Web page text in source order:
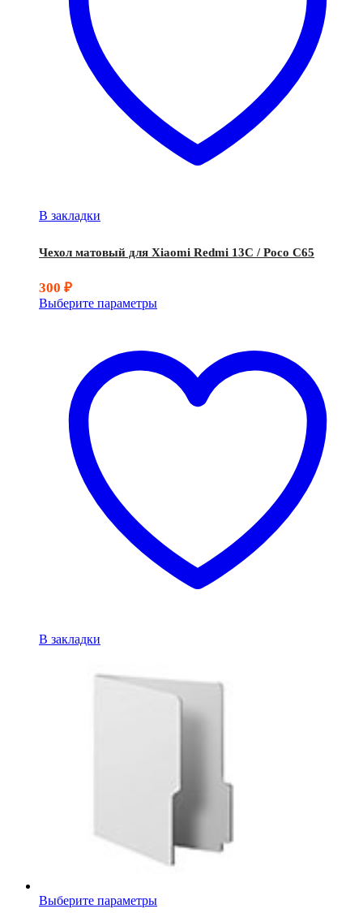
В закладки
Чехол матовый для Xiaomi Redmi 13C / Poco C65
300 ₽
Выберите параметры
В закладки
Выберите параметры